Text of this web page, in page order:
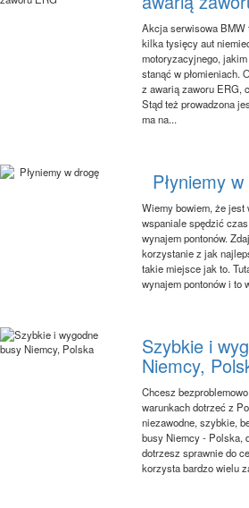
Akcja serwisowa BMW
kilka tysięcy aut
motoryzacyjnego,
stanąć w płomieniach.
z awarią zaworu ERG,
Stąd też prowadzona
ma na...
Płyniemy
Wiemy bowiem, że jest
wspaniale spędzić
wynajem pontonów.
korzystanie z jak
takie miejsce jak to.
wynajem pontonów i to
Szybkie i
Niemcy,
Chcesz
warunkach dotrzeć z
niezawodne, szybkie,
busy Niemcy - Polska,
dotrzesz sprawnie do
korzysta bardzo wielu